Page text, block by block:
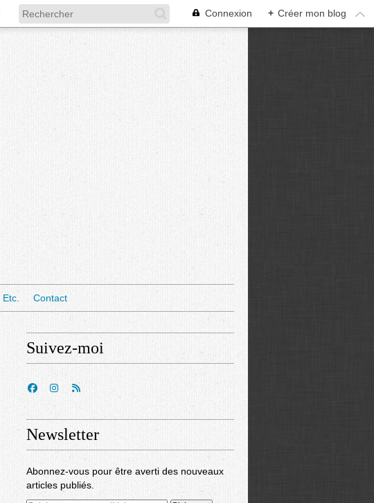
Connexion + Créer mon blog
Etc. Contact
Suivez-moi
Newsletter
Abonnez-vous pour être averti des nouveaux
articles publiés.